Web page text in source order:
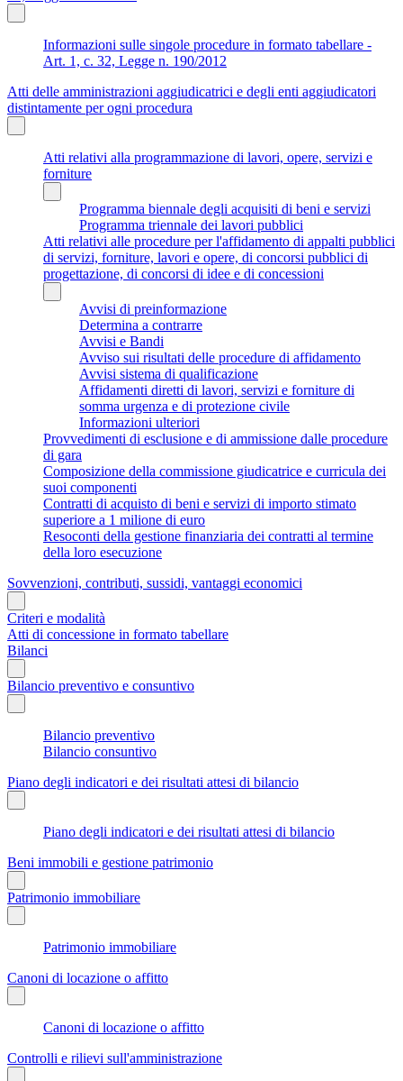
Informazioni sulle singole procedure in formato tabellare -
Art. 1, c. 32, Legge n. 190/2012
Atti delle amministrazioni aggiudicatrici e degli enti aggiudicatori
distintamente per ogni procedura
Atti relativi alla programmazione di lavori, opere, servizi e
forniture
Programma biennale degli acquisiti di beni e servizi
Programma triennale dei lavori pubblici
Atti relativi alle procedure per l'affidamento di appalti pubblici
di servizi, forniture, lavori e opere, di concorsi pubblici di
progettazione, di concorsi di idee e di concessioni
Avvisi di preinformazione
Determina a contrarre
Avvisi e Bandi
Avviso sui risultati delle procedure di affidamento
Avvisi sistema di qualificazione
Affidamenti diretti di lavori, servizi e forniture di
somma urgenza e di protezione civile
Informazioni ulteriori
Provvedimenti di esclusione e di ammissione dalle procedure
di gara
Composizione della commissione giudicatrice e curricula dei
suoi componenti
Contratti di acquisto di beni e servizi di importo stimato
superiore a 1 milione di euro
Resoconti della gestione finanziaria dei contratti al termine
della loro esecuzione
Sovvenzioni, contributi, sussidi, vantaggi economici
Criteri e modalità
Atti di concessione in formato tabellare
Bilanci
Bilancio preventivo e consuntivo
Bilancio preventivo
Bilancio consuntivo
Piano degli indicatori e dei risultati attesi di bilancio
Piano degli indicatori e dei risultati attesi di bilancio
Beni immobili e gestione patrimonio
Patrimonio immobiliare
Patrimonio immobiliare
Canoni di locazione o affitto
Canoni di locazione o affitto
Controlli e rilievi sull'amministrazione